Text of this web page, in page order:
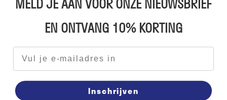
EN ONTVANG 10% KORTING
E-mailadres
Inschrijven